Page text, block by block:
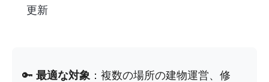
更新
🔑 最適な対象 ：複数の場所の建物運営、修